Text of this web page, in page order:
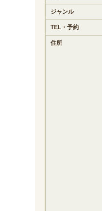
ジャンル
TEL・予約
住所